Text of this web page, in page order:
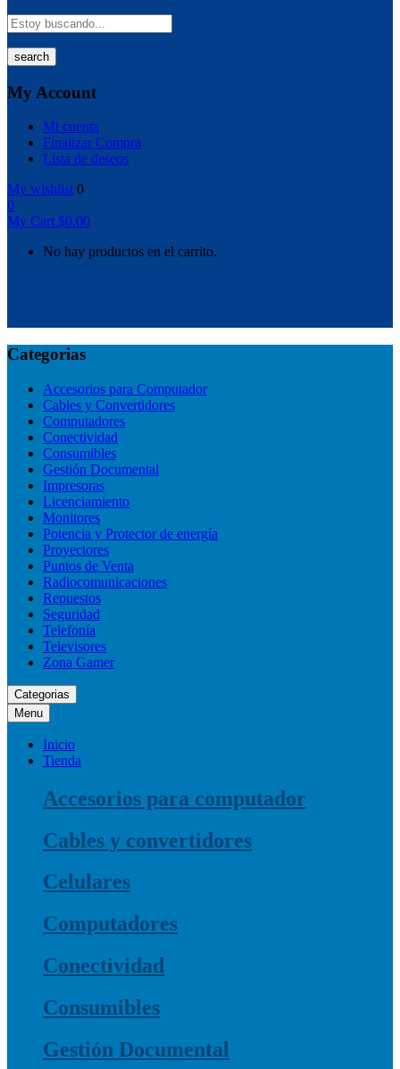
search
My Account
Mi cuenta
Finalizar Compra
Lista de deseos
My wishlist 0
0
My Cart $0.00
No hay productos en el carrito.
Categorias
Accesorios para Computador
Cables y Convertidores
Computadores
Conectividad
Consumibles
Gestión Documental
Impresoras
Licenciamiento
Monitores
Potencia y Protector de energía
Proyectores
Puntos de Venta
Radiocomunicaciones
Repuestos
Seguridad
Telefonía
Televisores
Zona Gamer
Categorias
Menu
Inicio
Tienda
Accesorios para computador
Cables y convertidores
Celulares
Computadores
Conectividad
Consumibles
Gestión Documental